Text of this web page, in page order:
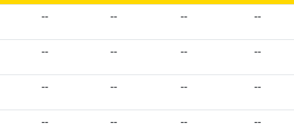
-- -- -- --
-- -- -- --
-- -- -- --
-- -- -- --